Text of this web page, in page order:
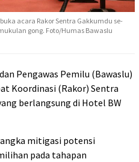
acara Rakor Sentra Gakkumdu se-
gong. Foto/Humas Bawaslu
Pengawas Pemilu (Bawaslu)
Koordinasi (Rakor) Sentra
berlangsung di Hotel BW
mitigasi potensi
pada tahapan